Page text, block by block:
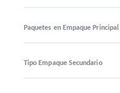
Paquetes en Empaque Principal
Tipo Empaque Secundario